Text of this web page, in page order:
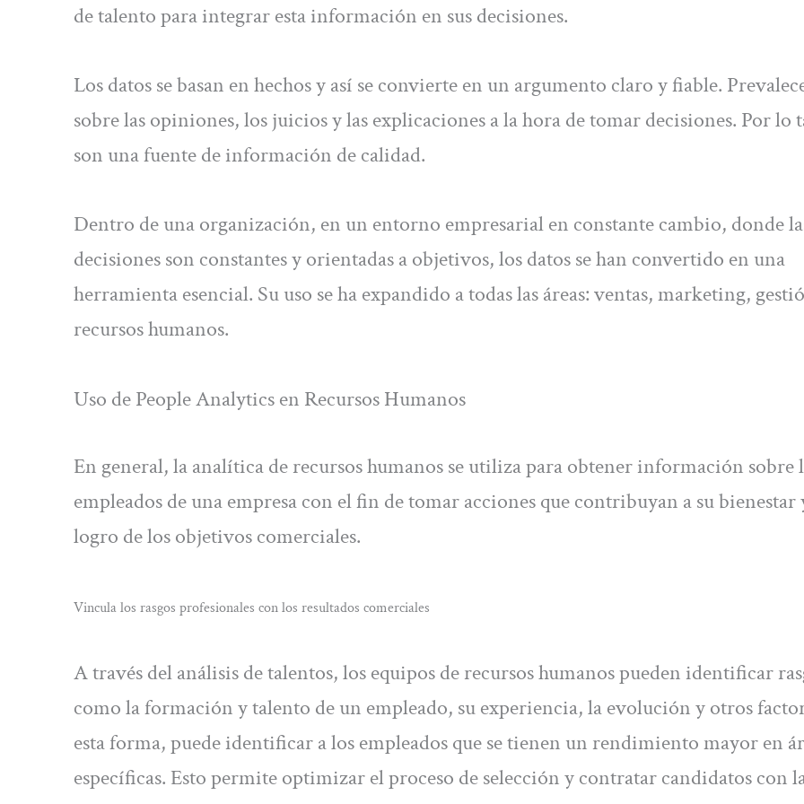
de talento para integrar esta información en sus decisiones.
Los datos se basan en hechos y así se convierte en un argumento claro y fiable.
sobre las opiniones, los juicios y las explicaciones a la hora de tomar decisiones. Por lo
son una fuente de información de calidad.
Dentro de una organización, en un entorno empresarial en constante cambio, donde
decisiones son constantes y orientadas a objetivos, los datos se han convertido en una
herramienta esencial. Su uso se ha expandido a todas las áreas: ventas, marketing,
recursos humanos.
Uso de People Analytics en Recursos Humanos
En general, la analítica de recursos humanos se utiliza para obtener información sobre
empleados de una empresa con el fin de tomar acciones que contribuyan a su bienestar
logro de los objetivos comerciales.
Vincula los rasgos profesionales con los resultados comerciales
A través del análisis de talentos, los equipos de recursos humanos pueden identificar
como la formación y talento de un empleado, su experiencia, la evolución y otros
esta forma, puede identificar a los empleados que se tienen un rendimiento mayor en
específicas. Esto permite optimizar el proceso de selección y contratar candidatos con